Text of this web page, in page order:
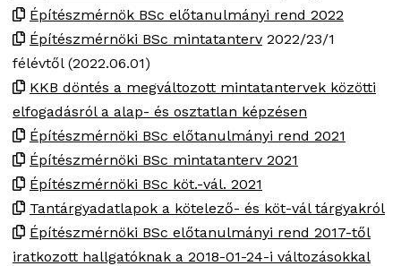
Építészmérnök BSc előtanulmányi rend 2022
Építészmérnöki BSc mintatanterv 2022/23/1
félévtől (2022.06.01)
KKB döntés a megváltozott mintatantervek közötti
elfogadásról a alap- és osztatlan képzésen
Építészmérnöki BSc előtanulmányi rend 2021
Építészmérnöki BSc mintatanterv 2021
Építészmérnöki BSc köt.-vál. 2021
Tantárgyadatlapok a kötelező- és köt-vál tárgyakról
Építészmérnöki BSc előtanulmányi rend 2017-től
iratkozott hallgatóknak a 2018-01-24-i változásokkal